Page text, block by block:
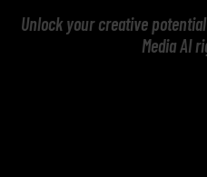
Unlock your creative
Media AI